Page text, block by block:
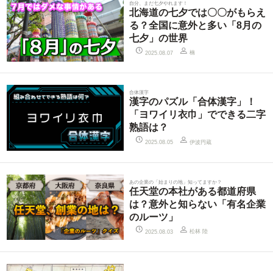
自分、まだ七夕やれます！
北海道の七夕では〇〇がもらえ
る？全国に意外と多い「8月の
七夕」の世界
2025.08.07 楠
合体漢字
漢字のパズル「合体漢字」！
「ヨワイリ衣巾」でできる二字
熟語は？
2025.08.05 伊波円蔵
あの企業の「始まりの地」知ってますか？
任天堂の本社がある都道府県
は？意外と知らない「有名企業
のルーツ」
2025.08.03 松林 陸